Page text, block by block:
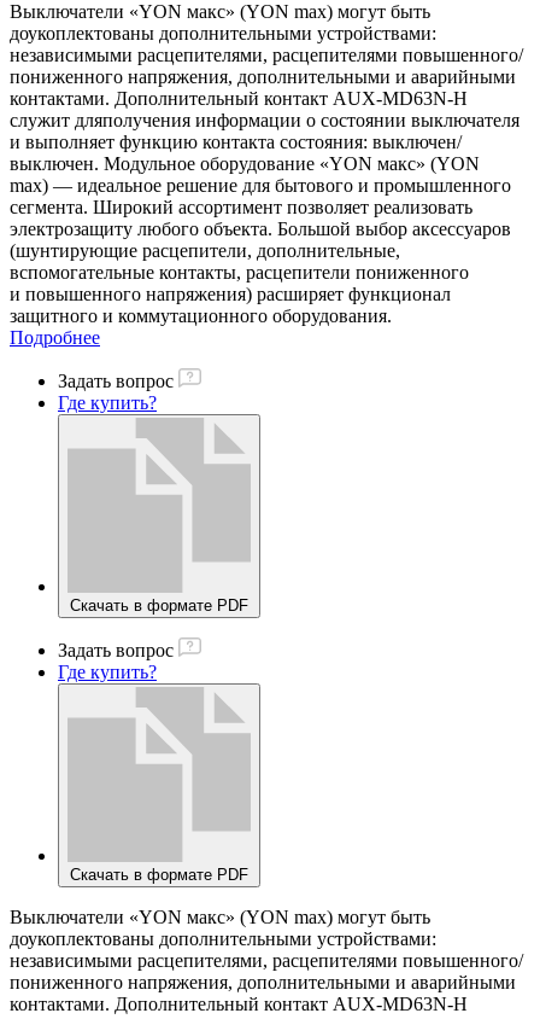
Выключатели «YON макс» (YON max) могут быть
доукоплектованы дополнительными устройствами:
независимыми расцепителями, расцепителями повышенного/
пониженного напряжения, дополнительными и аварийными
контактами. Дополнительный контакт AUX-MD63N-H
служит дляполучения информации о состоянии выключателя
и выполняет функцию контакта состояния: выключен/
выключен. Модульное оборудование «YON макс» (YON
max) — идеальное решение для бытового и промышленного
сегмента. Широкий ассортимент позволяет реализовать
электрозащиту любого объекта. Большой выбор аксессуаров
(шунтирующие расцепители, дополнительные,
вспомогательные контакты, расцепители пониженного
и повышенного напряжения) расширяет функционал
защитного и коммутационного оборудования.
Подробнее
Задать вопрос
Где купить?
Скачать в формате PDF
Задать вопрос
Где купить?
Скачать в формате PDF
Выключатели «YON макс» (YON max) могут быть
доукоплектованы дополнительными устройствами:
независимыми расцепителями, расцепителями повышенного/
пониженного напряжения, дополнительными и аварийными
контактами. Дополнительный контакт AUX-MD63N-H